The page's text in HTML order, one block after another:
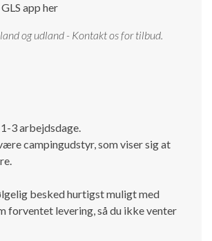
app her
og udland - Kontakt os for tilbud.
1-3 arbejdsdage.
campingudstyr, som viser sig at
besked hurtigst muligt med
forventet levering, så du ikke venter